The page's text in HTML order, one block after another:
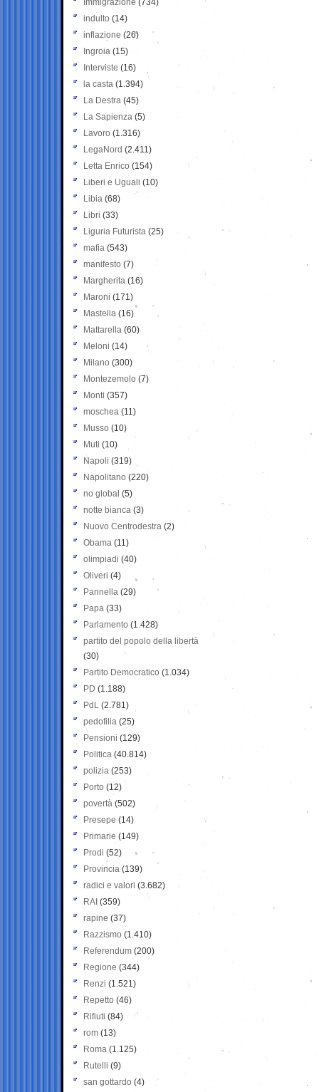
Immigrazione (734)
indulto (14)
inflazione (26)
Ingroia (15)
Interviste (16)
la casta (1.394)
La Destra (45)
La Sapienza (5)
Lavoro (1.316)
LegaNord (2.411)
Letta Enrico (154)
Liberi e Uguali (10)
Libia (68)
Libri (33)
Liguria Futurista (25)
mafia (543)
manifesto (7)
Margherita (16)
Maroni (171)
Mastella (16)
Mattarella (60)
Meloni (14)
Milano (300)
Montezemolo (7)
Monti (357)
moschea (11)
Musso (10)
Muti (10)
Napoli (319)
Napolitano (220)
no global (5)
notte bianca (3)
Nuovo Centrodestra (2)
Obama (11)
olimpiadi (40)
Oliveri (4)
Pannella (29)
Papa (33)
Parlamento (1.428)
partito del popolo della libertà
(30)
Partito Democratico (1.034)
PD (1.188)
PdL (2.781)
pedofilia (25)
Pensioni (129)
Politica (40.814)
polizia (253)
Porto (12)
povertà (502)
Presepe (14)
Primarie (149)
Prodi (52)
Provincia (139)
radici e valori (3.682)
RAI (359)
rapine (37)
Razzismo (1.410)
Referendum (200)
Regione (344)
Renzi (1.521)
Repetto (46)
Rifiuti (84)
rom (13)
Roma (1.125)
Rutelli (9)
san gottardo (4)